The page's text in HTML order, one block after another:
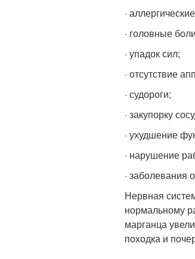
·
· головные
· упадок сил;
· отсутствие
· судороги;
· закупорку
· ухудшение
· нарушение
· заболевания
Нервная
нормальному
марганца
походка и